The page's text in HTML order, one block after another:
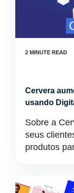
Cervera
usando
Sobre a
seus
produtos